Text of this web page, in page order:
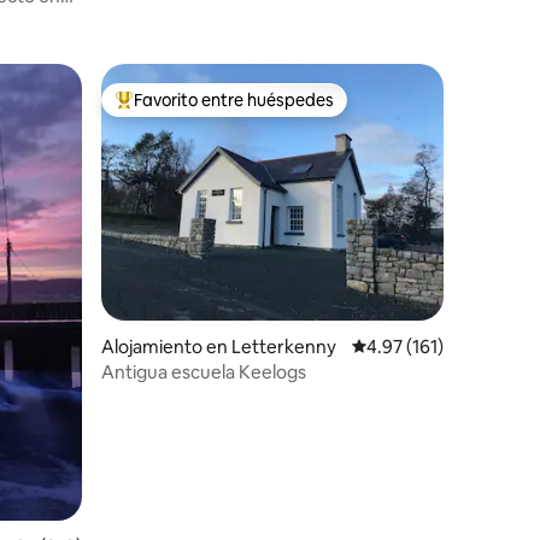
Favorito entre huéspedes preferido
Favorito entre huéspedes
Alojamiento en Letterkenny Calificación promedio:
4.97 (161)
Antigua escuela Keelogs